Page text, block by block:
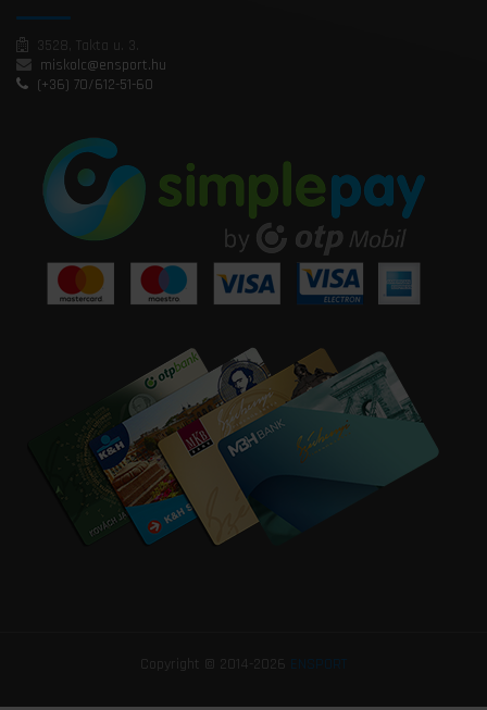
3528, Takta u. 3.
miskolc@ensport.hu
(+36) 70/612-51-60
Copyright © 2014-2026 ENSPORT